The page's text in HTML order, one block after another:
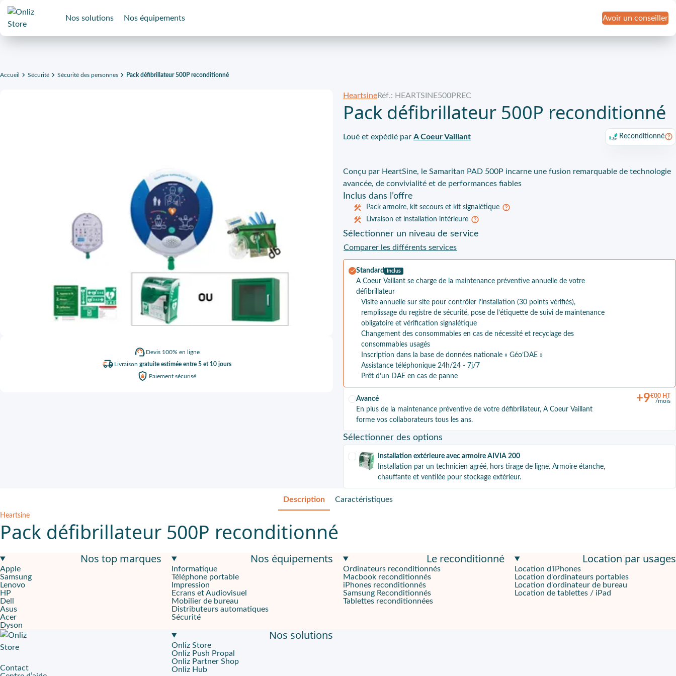
Nos solutions Nos équipements Avoir un conseiller
Accueil Sécurité Sécurité des personnes Pack défibrillateur 500P reconditionné
Devis 100% en ligne
Livraison gratuite estimée entre 5 et 10 jours
Paiement sécurisé
HeartsineRéf.: HEARTSINE500PREC
Pack défibrillateur 500P reconditionné
Loué et expédié par A Coeur Vaillant Reconditionné
Conçu par HeartSine, le Samaritan PAD 500P incarne une fusion remarquable de technologie
avancée, de convivialité et de performances fiables
Inclus dans l’offre
Pack armoire, kit secours et kit signalétique
Livraison et installation intérieure
Sélectionner un niveau de service
Comparer les différents services
Standard Inclus
A Coeur Vaillant se charge de la maintenance préventive annuelle de votre
défibrillateur
Visite annuelle sur site pour contrôler l’installation (30 points vérifiés),
remplissage du registre de sécurité, pose de l’étiquette de suivi de maintenance
obligatoire et vérification signalétique
Changement des consommables en cas de nécessité et recyclage des
consommables usagés
Inscription dans la base de données nationale « Géo’DAE »
Assistance téléphonique 24h/24 - 7j/7
Prêt d’un DAE en cas de panne
Avancé +9€00 HT
/mois
En plus de la maintenance préventive de votre défibrillateur, A Coeur Vaillant
forme vos collaborateurs tous les ans.
Sélectionner des options
Installation extérieure avec armoire AIVIA 200
Installation par un technicien agréé, hors tirage de ligne. Armoire étanche,
chauffante et ventilée pour stockage extérieur.
Description Caractéristiques
Heartsine
Pack défibrillateur 500P reconditionné
Le défibrillateur Samaritan PAD 500P est bien plus qu'un simple dispositif médical. C'est un outil vital dans la lutte contre les arrêts cardiaques soudains, offrant une combinaison
Conçu pour résister et être emporté partout
Doté d'une conception compacte et légère, le Samaritan PAD 500P est facilement transportable et peut être utilisé dans une variété d'environnements, des espaces publics aux
Capable de vous accompagner dans les situations d'urgence
L'une des caractéristiques les plus innovantes du Samaritan PAD 500P est sa technologie unique appelée "CPR Advisor". Cette fonctionnalité analyse la qualité des compressions
Le Samaritan PAD 500P est également équipé d'une voix guidant l'utilisateur à travers chaque étape du processus de défibrillation. Les instructions vocales claires et concises, associées à
Nos top marques
Apple
Samsung
Lenovo
HP
Dell
Asus
Acer
Dyson
Nos équipements
Informatique
Téléphone portable
Impression
Ecrans et Audiovisuel
Mobilier de bureau
Distributeurs automatiques
Sécurité
Le reconditionné
Ordinateurs reconditionnés
Macbook reconditionnés
iPhones reconditionnés
Samsung Reconditionnés
Tablettes reconditionnées
Location par usages
Location d'iPhones
Location d'ordinateurs portables
Location d'ordinateur de bureau
Location de tablettes / iPad
Contact
Nos solutions
Onliz Store
Onliz Push Propal
Onliz Partner Shop
Onliz Hub